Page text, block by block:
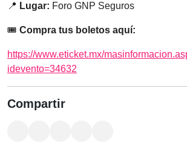
📍 Lugar: Foro GNP Seguros
🎟️ Compra tus boletos aquí:
https://www.eticket.mx/
idevento=34632
Compartir